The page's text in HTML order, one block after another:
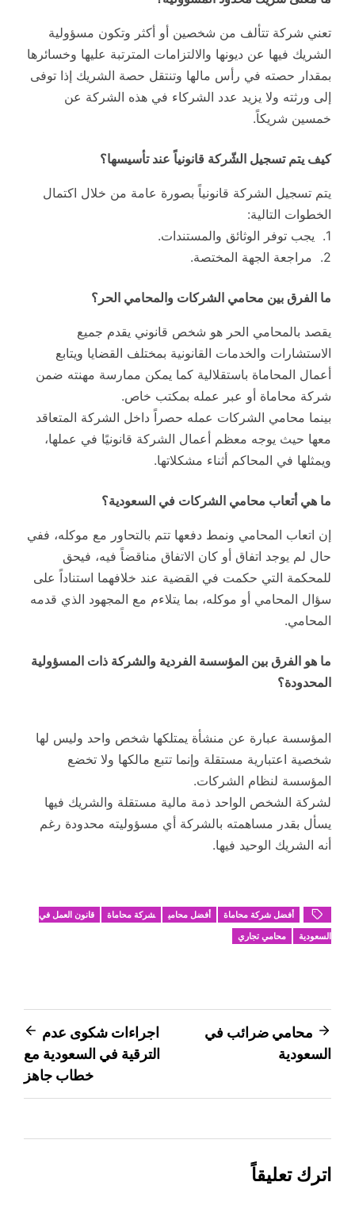
تعني شركة تتألف من شخصين أو أكثر وتكون مسؤولية
الشريك فيها عن ديونها والالتزامات المترتبة عليها وخسائرها
بمقدار حصته في رأس مالها وتنتقل حصة الشريك إذا توفى
إلى ورثته ولا يزيد عدد الشركاء في هذه الشركة عن
خمسين شريكاً.
كيف يتم تسجيل الشّركة قانونياً عند تأسيسها؟
يتم تسجيل الشركة قانونياً بصورة عامة من خلال اكتمال
الخطوات التالية:
1. يجب توفر الوثائق والمستندات.
2. مراجعة الجهة المختصة.
ما الفرق بين محامي الشركات والمحامي الحر؟
يقصد بالمحامي الحر هو شخص قانوني يقدم جميع
الاستشارات والخدمات القانونية بمختلف القضايا ويتابع
أعمال المحاماة باستقلالية كما يمكن ممارسة مهنته ضمن
شركة محاماة أو عبر عمله بمكتب خاص.
بينما محامي الشركات عمله حصراً داخل الشركة المتعاقد
معها حيث يوجه معظم أعمال الشركة قانونيًا في عملها،
ويمثلها في المحاكم أثناء مشكلاتها.
ما هي أتعاب محامي الشركات في السعودية؟
إن اتعاب المحامي ونمط دفعها تتم بالتحاور مع موكله، ففي
حال لم يوجد اتفاق أو كان الاتفاق مناقضاً فيه، فيحق
للمحكمة التي حكمت في القضية عند خلافهما استناداً على
سؤال المحامي أو موكله، بما يتلاءم مع المجهود الذي قدمه
المحامي.
ما هو الفرق بين المؤسسة الفردية والشركة ذات المسؤولية
المحدودة؟
المؤسسة عبارة عن منشأة يمتلكها شخص واحد وليس لها
شخصية اعتبارية مستقلة وإنما تتبع مالكها ولا تخضع
المؤسسة لنظام الشركات.
لشركة الشخص الواحد ذمة مالية مستقلة والشريك فيها
يسأل بقدر مساهمته بالشركة أي مسؤوليته محدودة رغم
أنه الشريك الوحيد فيها.
أفضل شركة محاماة أفضل محامي شركة محاماة
قانون العمل في
السعودية
محامي تجاري
تصفّح
المقالات
محامي ضرائب في
السعودية
اجراءات شكوى عدم
الترقية في السعودية مع
خطاب جاهز
اترك تعليقاً